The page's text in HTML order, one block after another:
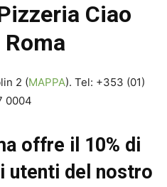
Ciao
Roma
2 (MAPPA). Tel: +353 (01)
0004
offre il 10% di
utenti del nostro